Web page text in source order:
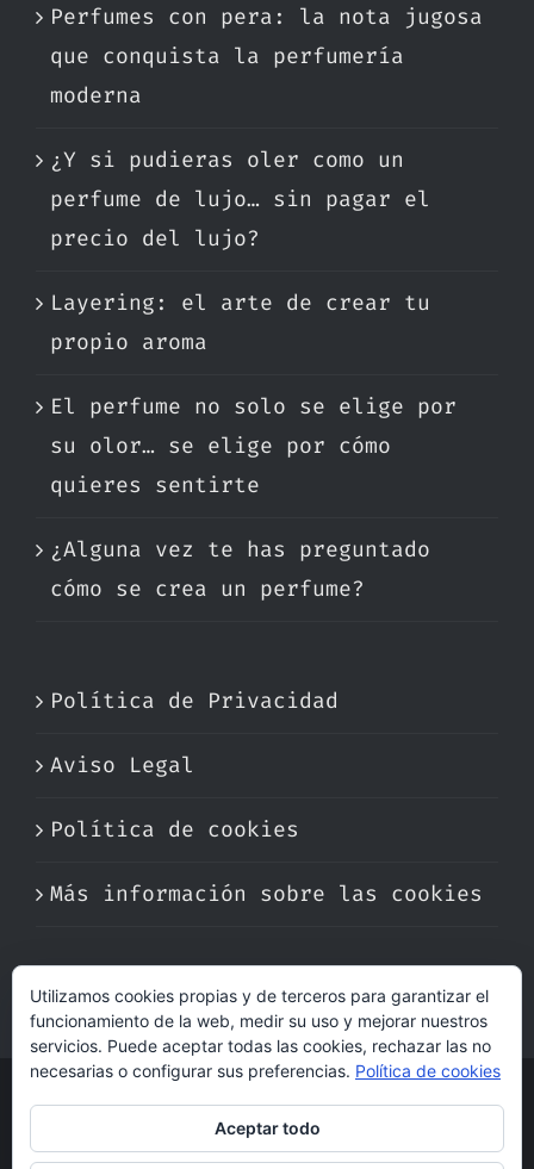
Perfumes con pera: la nota jugosa
que conquista la perfumería
moderna
¿Y si pudieras oler como un
perfume de lujo… sin pagar el
precio del lujo?
Layering: el arte de crear tu
propio aroma
El perfume no solo se elige por
su olor… se elige por cómo
quieres sentirte
¿Alguna vez te has preguntado
cómo se crea un perfume?
Política de Privacidad
Aviso Legal
Política de cookies
Más información sobre las cookies
| Derechos Reservados | Hecho con cariño
Utilizamos cookies propias y de terceros para garantizar el
funcionamiento de la web, medir su uso y mejorar nuestros
servicios. Puede aceptar todas las cookies, rechazar las no
necesarias o configurar sus preferencias. Política de cookies
Aceptar todo